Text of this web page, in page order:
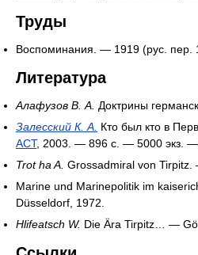
Труды
Воспоминания. — 1919 (рус. пер.
Литература
Алафузов В. А. Доктрины
Залесский К. А. Кто был кто в
АСТ, 2003. — 896 с. — 5000 экз. —
Trot ha A. Grossadmiral von Tirpitz.
Marine und Marinepolitik im
Düsseldorf, 1972.
Hlifeatsch W. Die Ära Tirpitz… —